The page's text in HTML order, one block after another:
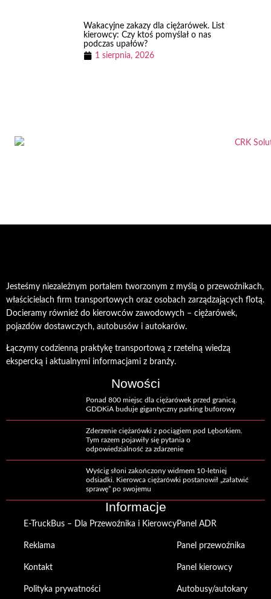
Wakacyjne zakazy dla ciężarówek. List
kierowcy: Czy ktoś pomyślał o nas
podczas upałów?
1 sierpnia, 2026
Jesteśmy niezależnym portalem tworzonym z myślą o przewoźnikach,
właścicielach firm transportowych oraz osobach zarządzających flotą.
Docieramy również do kierowców zawodowych – ciężarówek,
pojazdów dostawczych, autobusów i autokarów.
Łączymy codzienną praktykę transportową z rzetelną wiedzą
ekspercką i aktualnymi informacjami z branży.
Nowości
Ponad 800 miejsc dla ciężarówek przed granicą.
GDDKiA buduje gigantyczny parking buforowy
Zderzenie ciężarówki z pociągiem pod Lęborkiem.
Tym razem pojawiły się pytania o
odpowiedzialność za zdarzenie
Wyścig słoni zakończony widmem 10-letniej
odsiadki. Kierowca ciężarówki postanowił „załatwić
sprawę” po swojemu
Informacje
E-TruckBus – Dla Przewoźnika i Kierowcy
Reklama
Kontakt
Polityka prywatności
Panel ADR
Panel przewoźnika
Panel kierowcy
Autobusy/autokary